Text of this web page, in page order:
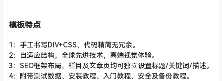
模板特点
1：手工书写DIV+CSS、代码精简无冗余。
2：自适应结构，全球先进技术，高端视觉体验。
3：SEO框架布局，栏目及文章页均可独立设置标题/关键词/描述。
4：附带测试数据、安装教程、入门教程、安全及备份教程。